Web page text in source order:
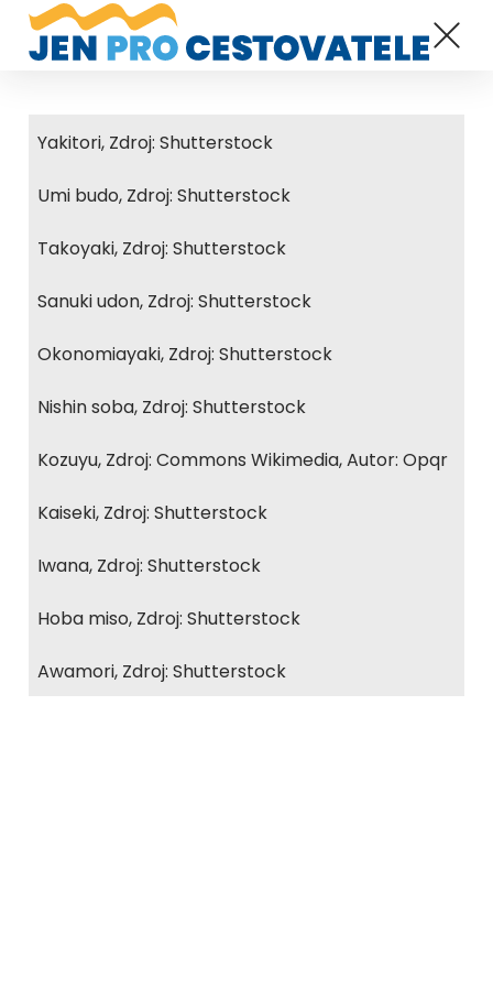
Yakitori, Zdroj: Shutterstock
Umi budo, Zdroj: Shutterstock
Takoyaki, Zdroj: Shutterstock
Sanuki udon, Zdroj: Shutterstock
Okonomiayaki, Zdroj: Shutterstock
Nishin soba, Zdroj: Shutterstock
Kozuyu, Zdroj: Commons Wikimedia, Autor: Opqr
Kaiseki, Zdroj: Shutterstock
Iwana, Zdroj: Shutterstock
Hoba miso, Zdroj: Shutterstock
Awamori, Zdroj: Shutterstock